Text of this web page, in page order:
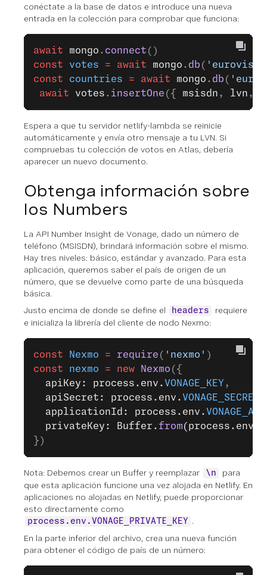
conéctate a la base de datos e introduce una nueva
entrada en la colección para comprobar que funciona:
await mongo . connect ()
const votes = await mongo . db (
const countries = await mongo . db (
await votes . insertOne ({ msisdn , lvn ,
Espera a que tu servidor netlify-lambda se reinicie
automáticamente y envía otro mensaje a tu LVN. Si
compruebas tu colección de votos en Atlas, debería
aparecer un nuevo documento.
Obtenga información sobre
los Numbers
La API Number Insight de Vonage, dado un número de
teléfono (MSISDN), brindará información sobre el mismo.
Hay tres niveles: básico, estándar y avanzado. Para esta
aplicación, queremos saber el país de origen de un
número, que se devuelve como parte de una búsqueda
básica.
Justo encima de donde se define el
headers
requiere
e inicializa la librería del cliente de nodo Nexmo:
const Nexmo = require ( 'nexmo' )
const nexmo = new Nexmo ({
  apiKey: process.env.
VONAGE_KEY ,
  apiSecret: process.env.
VONAGE_SECRET
  applicationId: process.env.
VONAGE_APP
  privateKey: Buffer.
from(process.env.
})
Nota: Debemos crear un Buffer y reemplazar \n
para
que esta aplicación funcione una vez alojada en Netlify. En
aplicaciones no alojadas en Netlify, puede proporcionar
esto directamente como
process.env.VONAGE_PRIVATE_KEY .
En la parte inferior del archivo, crea una nueva función
para obtener el código de país de un número: